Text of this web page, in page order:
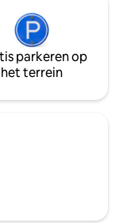
parkeren op
het terrein